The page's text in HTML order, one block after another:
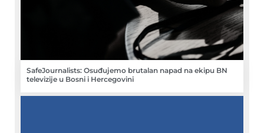
SafeJournalists: Osuđujemo brutalan napad na ekipu BN
televizije u Bosni i Hercegovini